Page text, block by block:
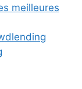
meilleures